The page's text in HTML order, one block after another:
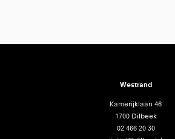
Westrand
Kamerijklaan 46
1700 Dilbeek
02 466 20 30